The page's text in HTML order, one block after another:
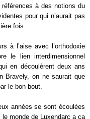
à des notions du
pour qui n’aurait pas
fois.
à l’aise avec l’orthodoxie
le lien interdimensionnel
en découlèrent deux ans
Bravely, on ne saurait que
le bon bout.
années se sont écoulées
monde de Luxendarc a ça